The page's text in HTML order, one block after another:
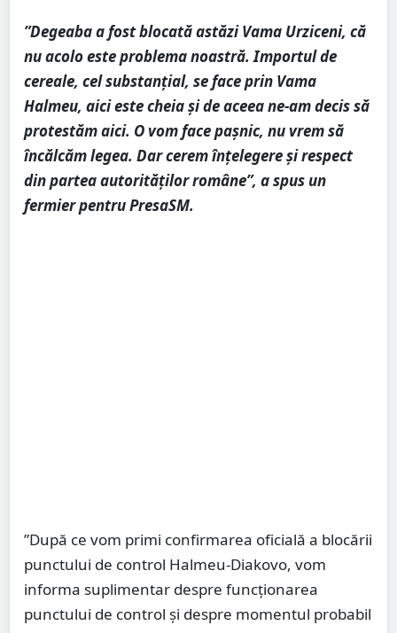
”Degeaba a fost blocată astăzi Vama Urziceni, că
nu acolo este problema noastră. Importul de
cereale, cel substanțial, se face prin Vama
Halmeu, aici este cheia și de aceea ne-am decis să
protestăm aici. O vom face pașnic, nu vrem să
încălcăm legea. Dar cerem înțelegere și respect
din partea autorităților române”, a spus un
fermier pentru PresaSM.
”După ce vom primi confirmarea oficială a blocării
punctului de control Halmeu-Diakovo, vom
informa suplimentar despre funcţionarea
punctului de control şi despre momentul probabil